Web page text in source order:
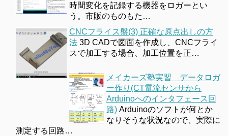
時間変化を記録する機器をロガーとい
う。市販のものもた…
CNCフライス盤(3) 正確な原点出しの方
法 3D CADで図面を作成し、CNCフライ
スで加工する場合、加工位置を正…
メイカーズ塾実習 データロガ
ー作り(CT電流センサから
Arduinoへのインタフェース回
路) Arduinoのソフトが何とか
なりそうな状況なので、実際に
測定する回路…